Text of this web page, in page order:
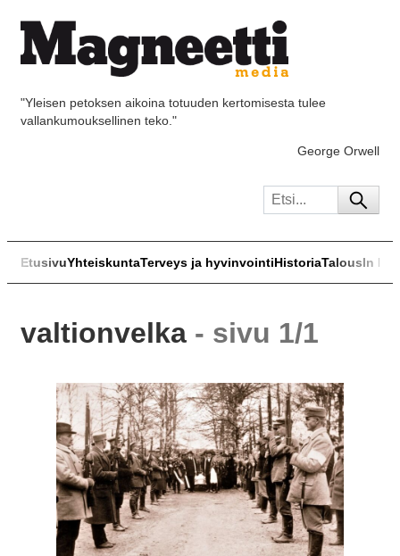
"Yleisen petoksen aikoina totuuden kertomisesta tulee
vallankumouksellinen teko."
George Orwell
EtusivuYhteiskuntaTerveys ja hyvinvointiHistoriaTalousIn
valtionvelka - sivu 1/1